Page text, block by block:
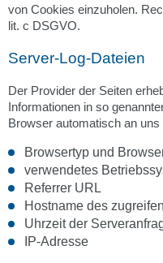
von Cookies einzuholen.
lit. c DSGVO.
Server-Log-Dateien
Der Provider der Seiten
Informationen in so
Browser automatisch an
Browsertyp und
verwendetes
Referrer URL
Hostname des
Uhrzeit der
IP-Adresse